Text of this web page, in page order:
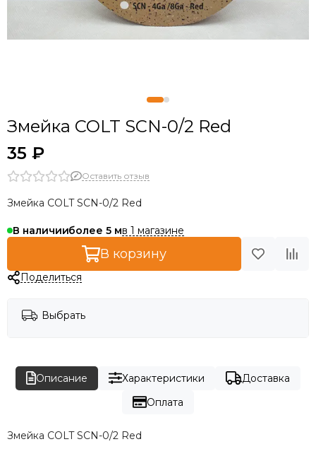
Змейка COLT SCN-0/2 Red
35 ₽
Оставить отзыв
Змейка COLT SCN-0/2 Red
В наличииболее 5 в 1 магазине
В корзину
Поделиться
Выбрать
Описание Характеристики
Доставка
Оплата
Змейка COLT SCN-0/2 Red